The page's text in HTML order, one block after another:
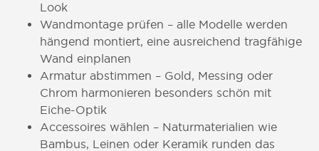
Look
Wandmontage prüfen – alle Modelle werden
hängend montiert, eine ausreichend tragfähige
Wand einplanen
Armatur abstimmen – Gold, Messing oder
Chrom harmonieren besonders schön mit
Eiche-Optik
Accessoires wählen – Naturmaterialien wie
Bambus, Leinen oder Keramik runden das